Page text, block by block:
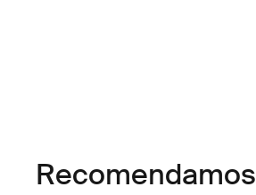
Recomendamos